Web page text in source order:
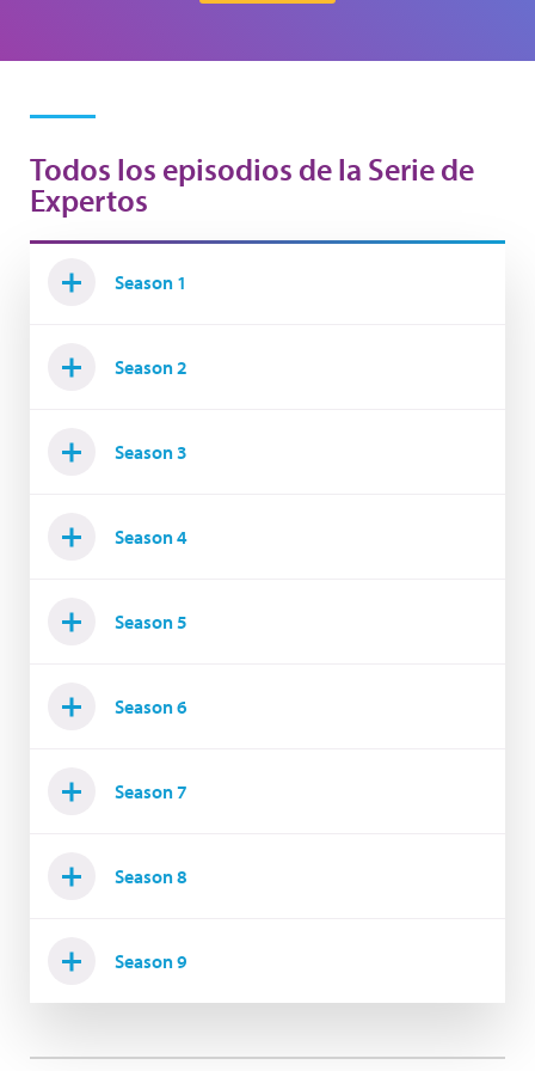
Todos los episodios de la Serie de
Expertos
Season 1
Season 2
Season 3
Season 4
Season 5
Season 6
Season 7
Season 8
Season 9